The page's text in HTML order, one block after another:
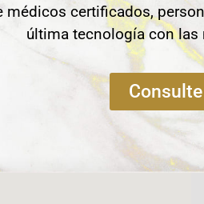
certificados,
última tecnología con